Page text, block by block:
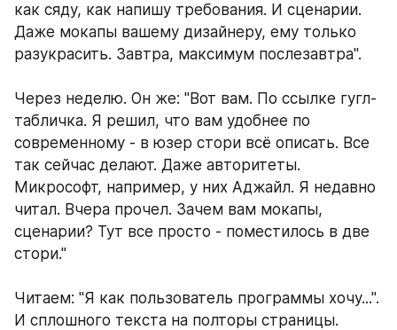
как сяду, как напишу требования. И сценарии.
Даже мокапы вашему дизайнеру, ему только
разукрасить. Завтра, максимум послезавтра".
Через неделю. Он же: "Вот вам. По ссылке гугл-
табличка. Я решил, что вам удобнее по
современному - в юзер стори всё описать. Все
так сейчас делают. Даже авторитеты.
Микрософт, например, у них Аджайл. Я недавно
читал. Вчера прочел. Зачем вам мокапы,
сценарии? Тут все просто - поместилось в две
стори."
Читаем: "Я как пользователь программы хочу...".
И сплошного текста на полторы страницы.